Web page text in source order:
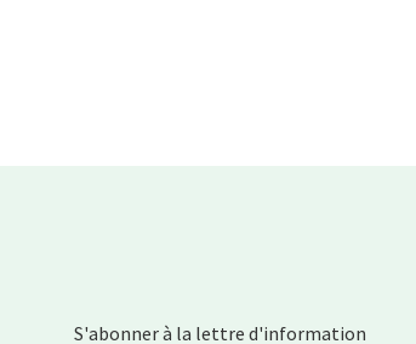
S'abonner à la lettre d'information